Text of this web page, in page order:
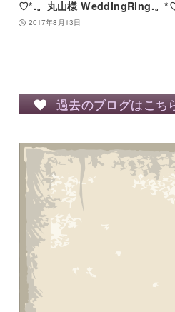
♡*.。丸山様 WeddingRing.。
2017年8月13日
過去のブログはこち